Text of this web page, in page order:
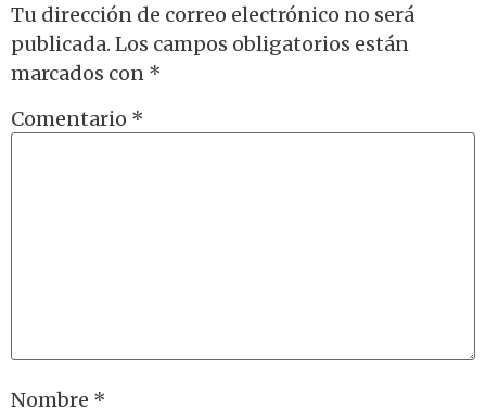
Tu dirección de correo electrónico no será
publicada. Los campos obligatorios están
marcados con *
Comentario *
Nombre *